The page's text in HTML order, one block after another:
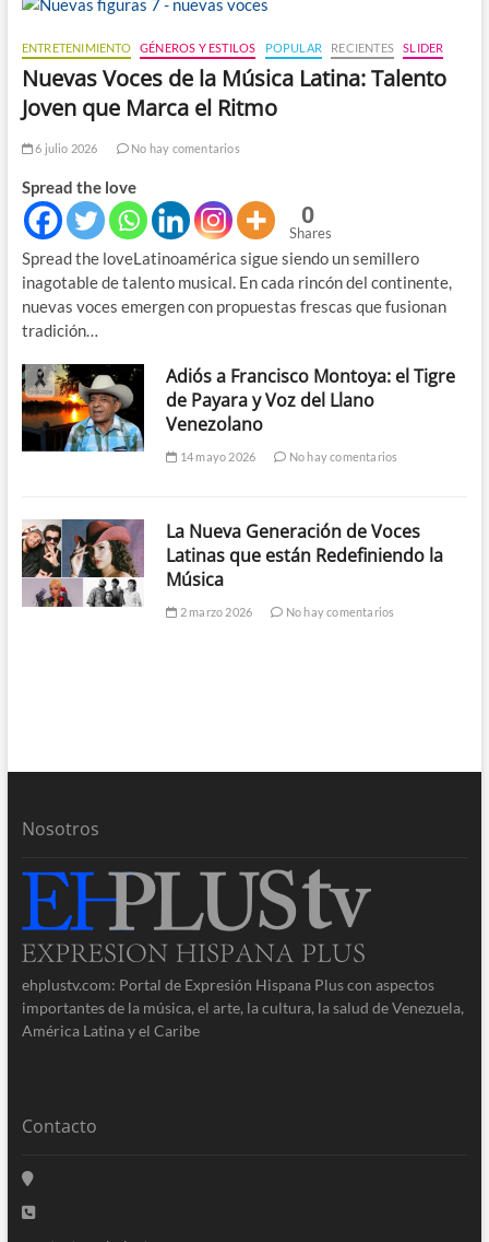
ENTRETENIMIENTO GÉNEROS Y ESTILOS POPULAR RECIENTES SLIDER
Nuevas Voces de la Música Latina: Talento
Joven que Marca el Ritmo
6 julio 2026 No hay comentarios
Spread the love
0
Shares
Spread the loveLatinoamérica sigue siendo un semillero
inagotable de talento musical. En cada rincón del continente,
nuevas voces emergen con propuestas frescas que fusionan
tradición…
Adiós a Francisco Montoya: el Tigre
de Payara y Voz del Llano
Venezolano
14 mayo 2026 No hay comentarios
La Nueva Generación de Voces
Latinas que están Redefiniendo la
Música
2 marzo 2026 No hay comentarios
Nosotros
ehplustv.com: Portal de Expresión Hispana Plus con aspectos
importantes de la música, el arte, la cultura, la salud de Venezuela,
América Latina y el Caribe
Contacto